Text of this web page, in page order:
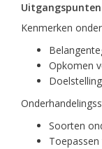
Kenmerken
Opkomen
Soorten